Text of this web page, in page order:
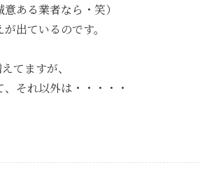
ある業者なら・笑）
出ているのです。
てますが、
それ以外は・・・・・